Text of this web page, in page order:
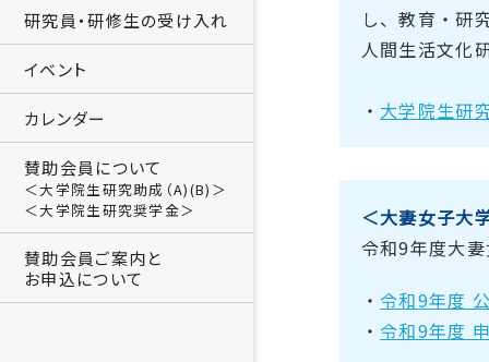
研究員・研修生の受け入れ
イベント
カレンダー
賛助会員について
＜大学院生研究助成（A)(B)＞
＜大学院生研究奨学金＞
賛助会員ご案内と
お申込について
し、教育・研
人間生活文化
・ 大学院生研
＜大妻女子大
令和9年度大
・令和9年度
・令和9年度